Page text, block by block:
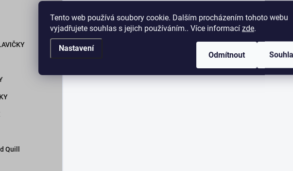
Tento web používá soubory cookie. Dalším procházením tohoto webu
vyjadřujete souhlas s jejich používáním.. Více informací zde.
Nastavení
Odmítnout
Quill